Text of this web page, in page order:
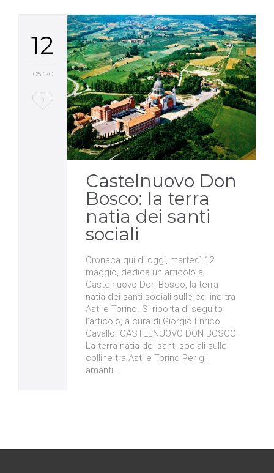
12
05 '20
Love
0
Castelnuovo Don
Bosco: la terra
natia dei santi
sociali
Cronaca qui di oggi, martedì 12
maggio, dedica un articolo a
Castelnuovo Don Bosco, la terra
natia dei santi sociali sulle colline tra
Asti e Torino. Si riporta di seguito
l’articolo, a cura di Giorgio Enrico
Cavallo. CASTELNUOVO DON BOSCO
La terra natia dei santi sociali sulle
colline tra Asti e Torino Per gli
amanti…